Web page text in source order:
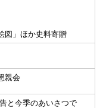
図」ほか史料寄贈
親会
と今季のあいさつで